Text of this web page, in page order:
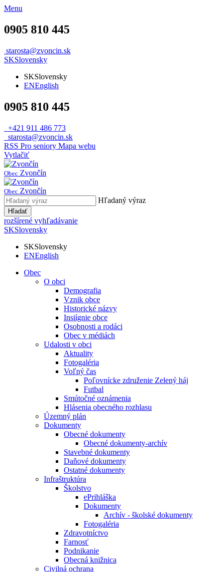
Menu
0905 810 445
starosta@zvoncin.sk
SKSlovensky
SKSlovensky
ENEnglish
0905 810 445
+421 911 486 773
starosta@zvoncin.sk
RSS Pro seniory Mapa webu
Vytlačiť
Obec Zvončín
Obec Zvončín
Hľadaný výraz
Hľadať
rozšírené vyhľadávanie
SKSlovensky
SKSlovensky
ENEnglish
Obec
O obci
Demografia
Vznik obce
Historické názvy
Insiígnie obce
Osobnosti a rodáci
Obec v médiách
Udalosti v obci
Aktuality
Fotogaléria
Voľný čas
Poľovnícke združenie Zelený háj
Futbal
Smútočné oznámenia
Hlásenia obecného rozhlasu
Územný plán
Dokumenty
Obecné dokumenty
Obecné dokumenty-archív
Stavebné dokumenty
Daňové dokumenty
Ostatné dokumenty
Infraštruktúra
Školstvo
ePrihláška
Dokumenty
Archív - školské dokumenty
Fotogaléria
Zdravotníctvo
Farnosť
Podnikanie
Obecná knižnica
Civilná ochrana